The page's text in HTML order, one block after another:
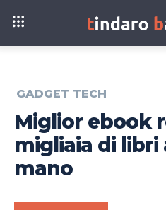
GADGET TECH
Miglior ebook
migliaia di libri
mano